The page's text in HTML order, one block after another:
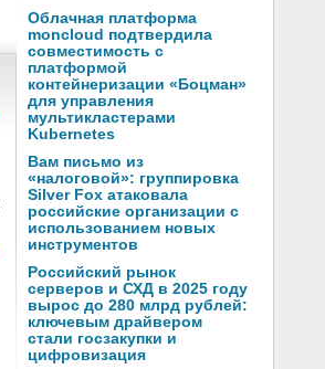
Облачная платформа
moncloud подтвердила
совместимость с
платформой
контейнеризации «Боцман»
для управления
мультикластерами
Kubernetes
Вам письмо из
«налоговой»: группировка
Silver Fox атаковала
российские организации с
использованием новых
инструментов
Российский рынок
серверов и СХД в 2025 году
вырос до 280 млрд рублей:
ключевым драйвером
стали госзакупки и
цифровизация